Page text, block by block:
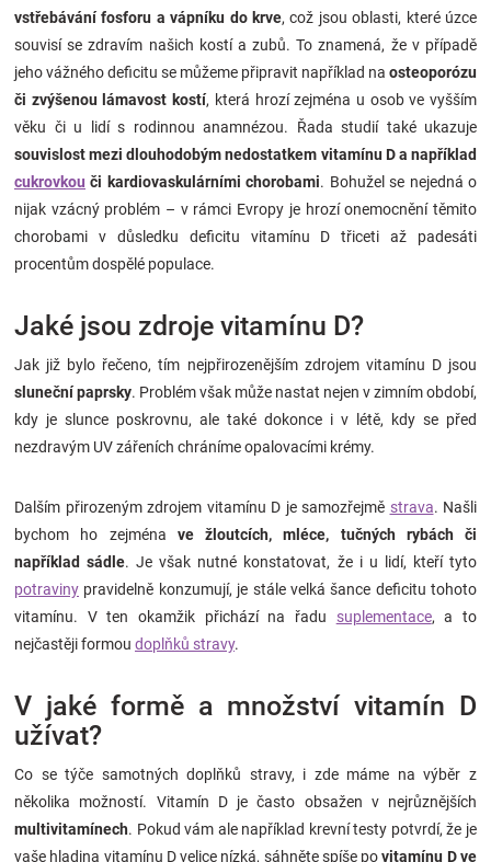
vstřebávání fosforu a vápníku do krve, což jsou oblasti, které úzce
souvisí se zdravím našich kostí a zubů. To znamená, že v případě
jeho vážného deficitu se můžeme připravit například na osteoporózu
či zvýšenou lámavost kostí, která hrozí zejména u osob ve vyšším
věku či u lidí s rodinnou anamnézou. Řada studií také ukazuje
souvislost mezi dlouhodobým nedostatkem vitamínu D a například
cukrovkou či kardiovaskulárními chorobami. Bohužel se nejedná o
nijak vzácný problém – v rámci Evropy je hrozí onemocnění těmito
chorobami v důsledku deficitu vitamínu D třiceti až padesáti
procentům dospělé populace.
Jaké jsou zdroje vitamínu D?
Jak již bylo řečeno, tím nejpřirozenějším zdrojem vitamínu D jsou
sluneční paprsky. Problém však může nastat nejen v zimním období,
kdy je slunce poskrovnu, ale také dokonce i v létě, kdy se před
nezdravým UV zářeních chráníme opalovacími krémy.
Dalším přirozeným zdrojem vitamínu D je samozřejmě strava. Našli
bychom ho zejména ve žloutcích, mléce, tučných rybách či
například sádle. Je však nutné konstatovat, že i u lidí, kteří tyto
potraviny pravidelně konzumují, je stále velká šance deficitu tohoto
vitamínu. V ten okamžik přichází na řadu suplementace, a to
nejčastěji formou doplňků stravy.
V jaké formě a množství vitamín D
užívat?
Co se týče samotných doplňků stravy, i zde máme na výběr z
několika možností. Vitamín D je často obsažen v nejrůznějších
multivitamínech. Pokud vám ale například krevní testy potvrdí, že je
vaše hladina vitamínu D velice nízká, sáhněte spíše povitamínu D ve